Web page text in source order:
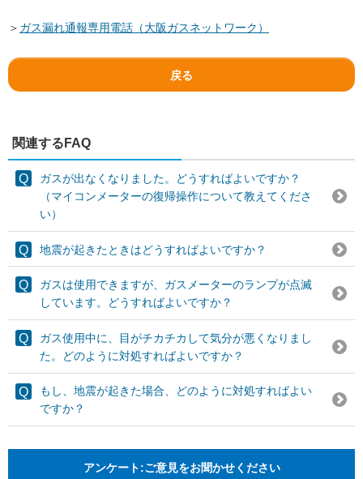
＞ ガス漏れ通報専用電話（大阪ガスネットワーク）
戻る
関連するFAQ
ガスが出なくなりました。どうすればよいですか？
（マイコンメーターの復帰操作について教えてくださ
い）
地震が起きたときはどうすればよいですか？
ガスは使用できますが、ガスメーターのランプが点滅
しています。どうすればよいですか？
ガス使用中に、目がチカチカして気分が悪くなりまし
た。どのように対処すればよいですか？
もし、地震が起きた場合、どのように対処すればよい
ですか？
アンケート:ご意見をお聞かせください